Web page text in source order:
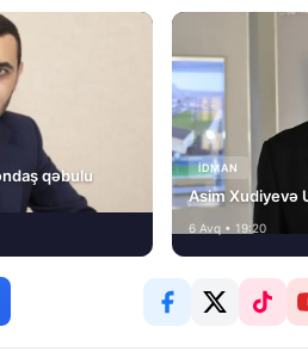
qəbulu
İDMAN
Asim Xudiyevə
6 Avq • 19:20